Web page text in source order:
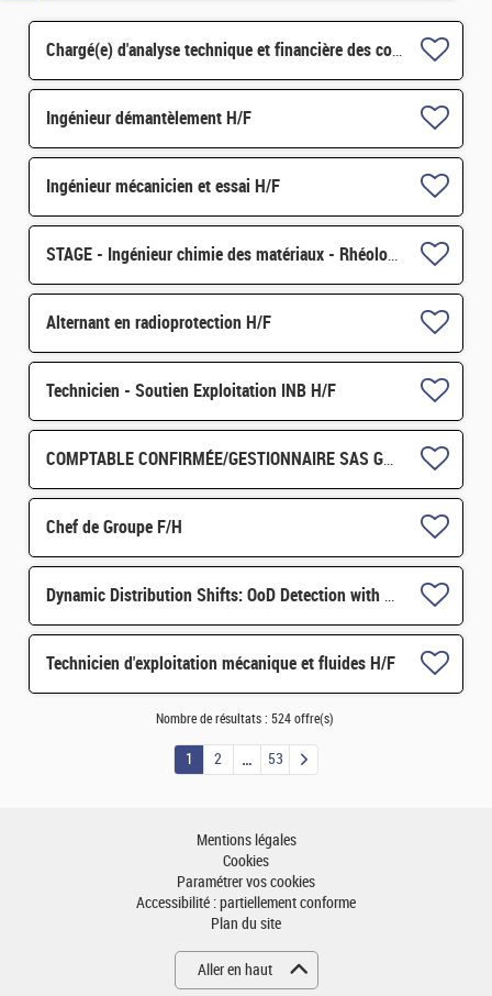
Chargé(e) d'analyse technique et financière des contrats de maintenance électromécanique H/F
Ingénieur démantèlement H/F
Ingénieur mécanicien et essai H/F
STAGE - Ingénieur chimie des matériaux - Rhéologie H/F
Alternant en radioprotection H/F
Technicien - Soutien Exploitation INB H/F
COMPTABLE CONFIRMÉE/GESTIONNAIRE SAS GRENOBLE H/F
Chef de Groupe F/H
Dynamic Distribution Shifts: OoD Detection with Dynamic Thresholds H/F
Technicien d'exploitation mécanique et fluides H/F
Nombre de résultats : 524 offre(s)
1 2 53
Mentions légales
Cookies
Paramétrer vos cookies
Accessibilité : partiellement conforme
Plan du site
Aller en haut